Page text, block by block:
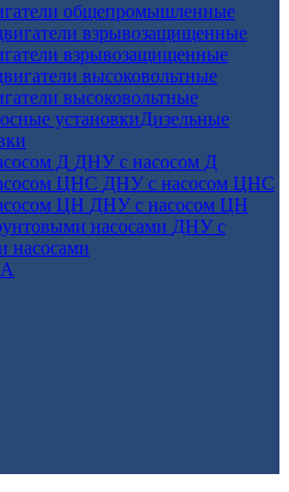
общепромышленные
взрывозащищенные
высоковольтные
Дизельные
ДНУ с насосом Д
ДНУ с насосом ЦНС
ДНУ с насосом ЦН
ДНУ с
насосами